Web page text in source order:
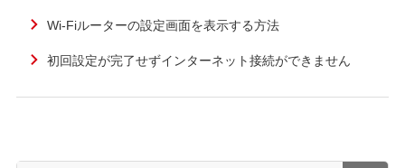
Wi-Fiルーターの設定画面を表示する方法
初回設定が完了せずインターネット接続ができません